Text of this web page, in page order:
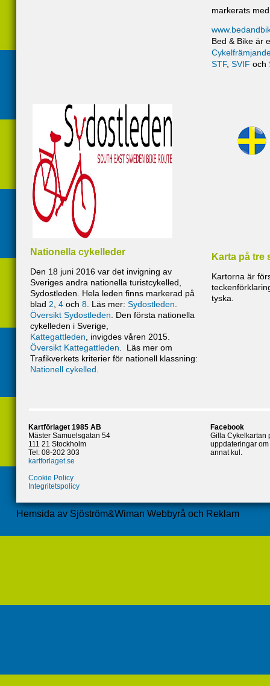
markerats
Bed & Bike är
STF, SVIF och
Nationella cykelleder
Den 18 juni 2016 var det invigning av
Sveriges andra nationella turistcykelled,
Sydostleden. Hela leden finns markerad på
blad 2 4 och 8 . Läs mer: Sydostleden
Översikt Sydostleden . Den första nationella
cykelleden i Sverige,
Kattegattleden , invigdes våren 2015.
Översikt Kattegattleden . Läs mer om
Trafikverkets kriterier för nationell klassning:
Nationell cykelled
Karta på tre
Kartorna är
tyska.
Kartförlaget 1985 AB
Mäster Samuelsgatan 54
111 21 Stockholm
Tel: 08-202 303
kartforlaget.se
Cookie Policy
Integritetspolicy
Facebook
Gilla Cykelkartan
uppdateringar
annat kul.
Hemsida av Sjöström&Wiman Webbyrå och Reklam